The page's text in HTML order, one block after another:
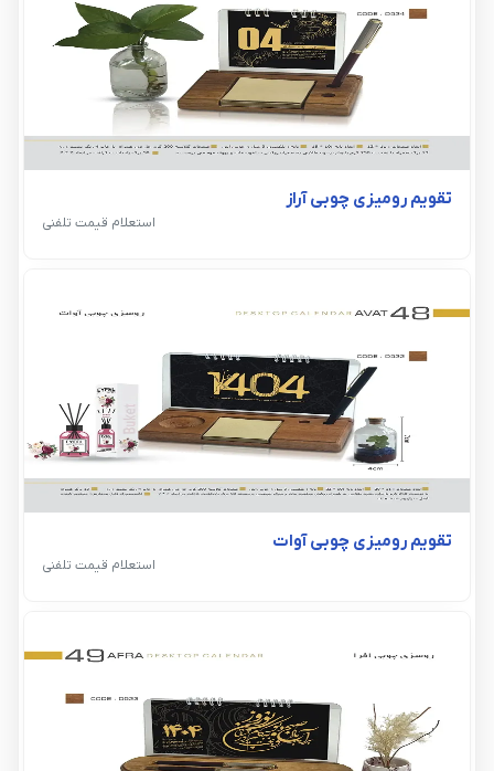
تقویم رومیزی چوبی آراز
استعلام قیمت تلفنی
تقویم رومیزی چوبی آوات
استعلام قیمت تلفنی